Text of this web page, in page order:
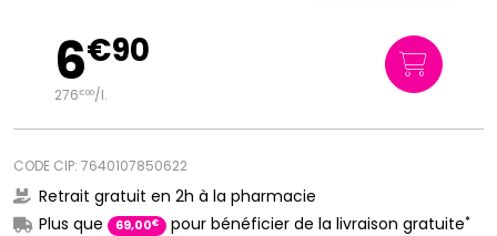
6€90
276€00/l.
CODE CIP: 7640107850622
Retrait gratuit en 2h à la pharmacie
Plus que
69,00€ pour bénéficier de la livraison gratuite*